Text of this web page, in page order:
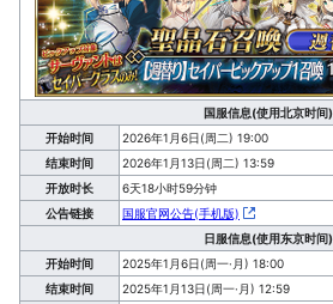
国服信息(使用北京时间)
开始时间
2026年1月6日(周二) 19:00
结束时间
2026年1月13日(周二) 13:59
开放时长
6天18小时59分钟
公告链接
国服官网公告(手机版)
日服信息(使用东京时间)
开始时间
2025年1月6日(周一·月) 18:00
结束时间
2025年1月13日(周一·月) 12:59